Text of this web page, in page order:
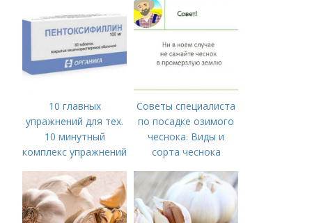
ЧЕСНОК
10 главных
упражнений для тех.
10 минутный
комплекс упражнений
времени на спорт
Советы специалиста
по посадке озимого
чеснока. Виды и
сорта чеснока